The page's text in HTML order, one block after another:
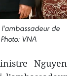
l'ambassadeur de
VNA
Nguyen